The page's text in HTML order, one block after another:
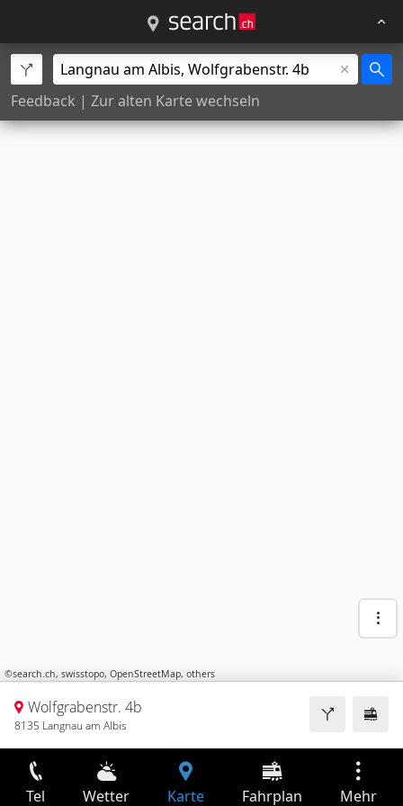
Feedback | Zur alten Karte wechseln
©search.ch, swisstopo, OpenStreetMap, others
Wolfgrabenstr. 4b
8135 Langnau am Albis
Tel Wetter Karte Fahrplan Mehr